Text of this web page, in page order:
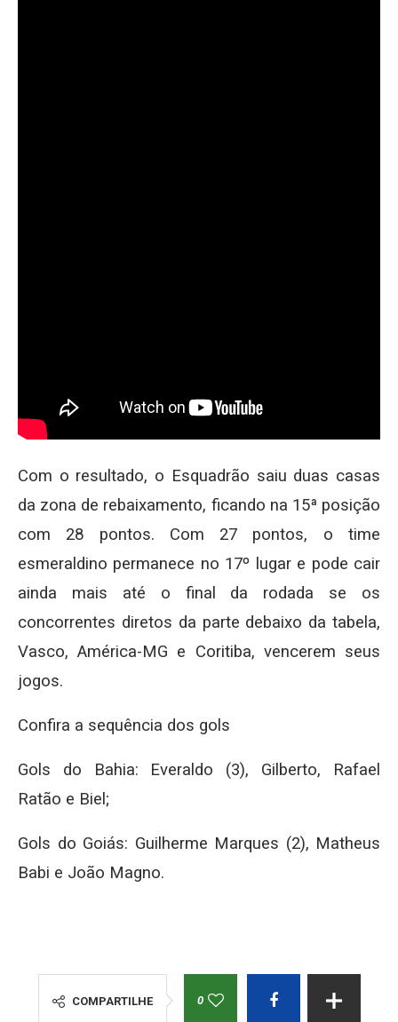
Com o resultado, o Esquadrão saiu duas casas
da zona de rebaixamento, ficando na 15ª posição
com 28 pontos. Com 27 pontos, o time
esmeraldino permanece no 17º lugar e pode cair
ainda mais até o final da rodada se os
concorrentes diretos da parte debaixo da tabela,
Vasco, América-MG e Coritiba, vencerem seus
jogos.
Confira a sequência dos gols
Gols do Bahia: Everaldo (3), Gilberto, Rafael
Ratão e Biel;
Gols do Goiás: Guilherme Marques (2), Matheus
Babi e João Magno.
COMPARTILHE 0